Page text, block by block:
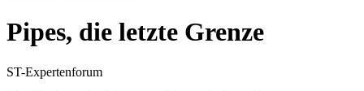
Pipes, die letzte Grenze
ST-Expertenforum